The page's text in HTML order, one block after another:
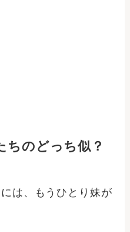
ちのどっち似？
は、もうひとり妹が